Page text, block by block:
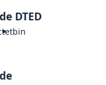
DTED
bin